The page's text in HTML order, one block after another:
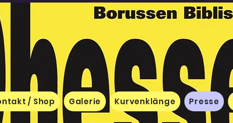
/ Shop Galerie Kurvenklänge Presse